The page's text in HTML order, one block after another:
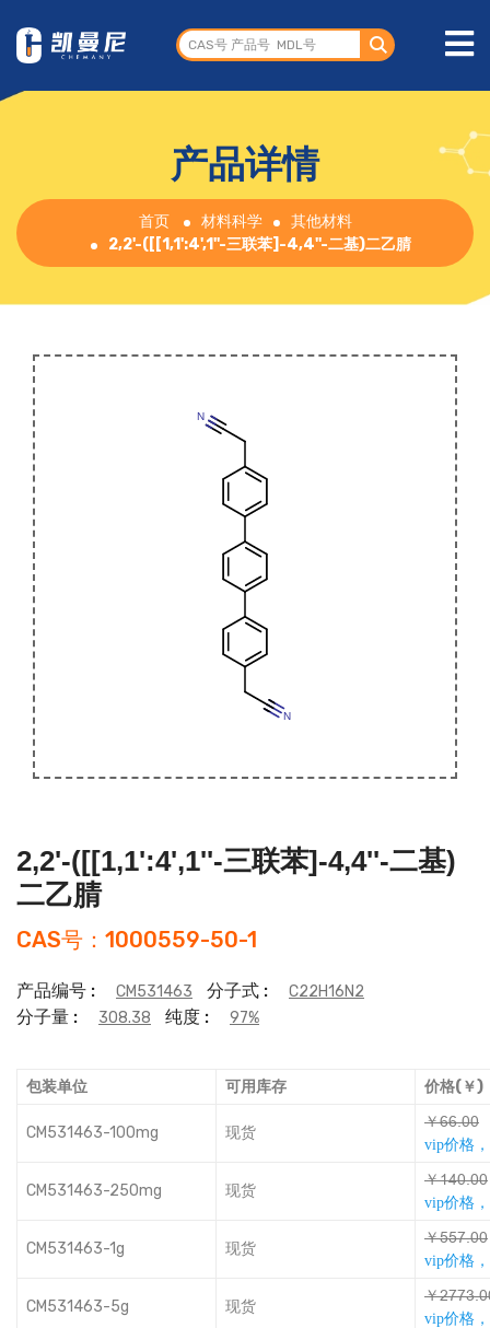
产品详情
首页 材料科学
其他材料
2,2'-([[1,1':4',1''-三联苯]-4,4''-二基)二乙腈
2,2'-([[1,1':4',1''-三联苯]-4,4''-二基)
二乙腈
CAS号：1000559-50-1
产品编号 : CM531463 分子式 : C22H16N2
分子量 : 308.38 纯度 : 97%
包装单位 可用库存 价格(￥)
CM531463-100mg 现货
￥ľľǸŌŌ
vip价格
CM531463-250mg 现货
￥ŮǙŌǸŌŌ
vip价格
CM531463-1g 现货
￥ǪǪƿǸŌŌ
vip价格
CM531463-5g 现货
￥
vip价格